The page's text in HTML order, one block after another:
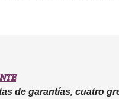
de garantías, cuatro